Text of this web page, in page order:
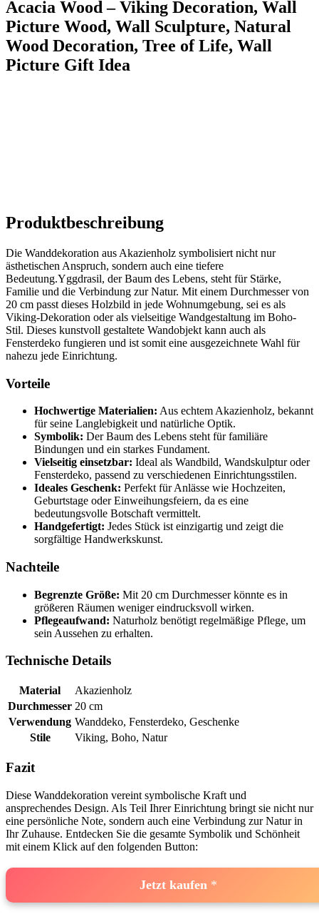
Acacia Wood – Viking Decoration, Wall
Picture Wood, Wall Sculpture, Natural
Wood Decoration, Tree of Life, Wall
Picture Gift Idea
Produktbeschreibung
Die Wanddekoration ​aus Akazienholz symbolisiert nicht nur⁤
ästhetischen Anspruch, sondern⁣ auch ⁤eine tiefere
Bedeutung.Yggdrasil, der Baum des Lebens, steht für Stärke,‌
Familie und die Verbindung zur Natur. Mit einem Durchmesser von
20 cm passt dieses Holzbild in jede Wohnumgebung, sei es als
Viking-Dekoration oder als vielseitige Wandgestaltung⁢ im Boho-
Stil. Dieses kunstvoll gestaltete Wandobjekt kann auch als
Fensterdeko fungieren und ist somit ‌eine ‌ausgezeichnete Wahl für
nahezu jede Einrichtung.
Vorteile
Hochwertige Materialien: Aus echtem Akazienholz, bekannt
für seine Langlebigkeit und natürliche Optik.
Symbolik: Der Baum des Lebens steht für​ familiäre
⁣Bindungen‍ und ⁤ein starkes Fundament.
Vielseitig einsetzbar: Ideal ⁣als Wandbild, Wandskulptur oder
Fensterdeko,​ passend zu verschiedenen Einrichtungsstilen.
Ideales Geschenk: Perfekt für Anlässe wie Hochzeiten,
Geburtstage oder Einweihungsfeiern, da es eine
bedeutungsvolle Botschaft vermittelt.
Handgefertigt: Jedes Stück ist einzigartig und zeigt⁢ die
sorgfältige Handwerkskunst.
Nachteile
Begrenzte Größe: ‍Mit 20 cm Durchmesser könnte es in
größeren Räumen weniger eindrucksvoll wirken.
Pflegeaufwand: Naturholz benötigt regelmäßige Pflege, um
⁢sein Aussehen zu⁢ erhalten.
Technische Details
Material
Akazienholz
Durchmesser 20 cm
Verwendung Wanddeko, Fensterdeko, Geschenke
Stile
Viking, Boho, Natur
Fazit
Diese Wanddekoration vereint symbolische Kraft und
ansprechendes Design. Als Teil ‍Ihrer Einrichtung bringt sie nicht nur
eine persönliche Note, sondern ⁣auch eine Verbindung zur Natur in‌
Ihr Zuhause. Entdecken Sie die gesamte⁢ Symbolik und Schönheit
mit‍ einem Klick auf den ​folgenden Button:
Jetzt kaufen